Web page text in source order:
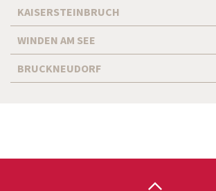
KAISERSTEINBRUCH
WINDEN AM SEE
BRUCKNEUDORF